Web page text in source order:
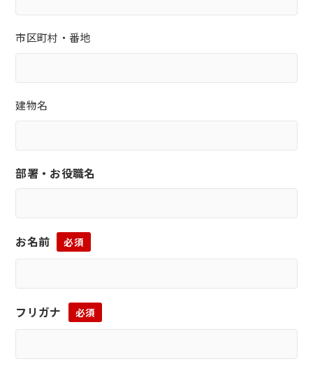
市区町村・番地
建物名
部署・お役職名
お名前 必須
フリガナ 必須